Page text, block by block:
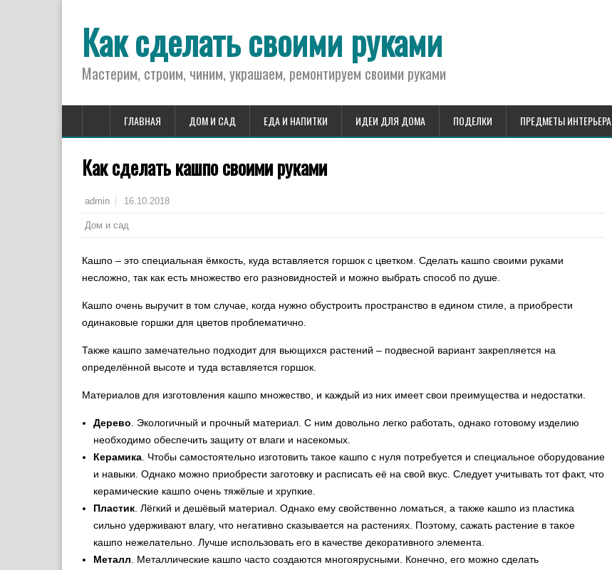
Как сделать своими руками
Мастерим, строим, чиним, украшаем, ремонтируем своими руками
ГЛАВНАЯ ДОМ И САД ЕДА И НАПИТКИ ИДЕИ ДЛЯ ДОМА ПОДЕЛКИ ПРЕДМЕТЫ ИНТЕРЬЕРА
Как сделать кашпо своими руками
admin 16.10.2018
Дом и сад
Кашпо – это специальная ёмкость, куда вставляется горшок с цветком. Сделать кашпо своими руками
несложно, так как есть множество его разновидностей и можно выбрать способ по душе.
Кашпо очень выручит в том случае, когда нужно обустроить пространство в едином стиле, а приобрести
одинаковые горшки для цветов проблематично.
Также кашпо замечательно подходит для вьющихся растений – подвесной вариант закрепляется на
определённой высоте и туда вставляется горшок.
Материалов для изготовления кашпо множество, и каждый из них имеет свои преимущества и недостатки.
Дерево . Экологичный и прочный материал. С ним довольно легко работать, однако готовому изделию
необходимо обеспечить защиту от влаги и насекомых.
Керамика . Чтобы самостоятельно изготовить такое кашпо с нуля потребуется и специальное оборудование
и навыки. Однако можно приобрести заготовку и расписать её на свой вкус. Следует учитывать тот факт, что
керамические кашпо очень тяжёлые и хрупкие.
Пластик . Лёгкий и дешёвый материал. Однако ему свойственно ломаться, а также кашпо из пластика
сильно удерживают влагу, что негативно сказывается на растениях. Поэтому, сажать растение в такое
кашпо нежелательно. Лучше использовать его в качестве декоративного элемента.
Металл . Металлические кашпо часто создаются многоярусными. Конечно, его можно сделать